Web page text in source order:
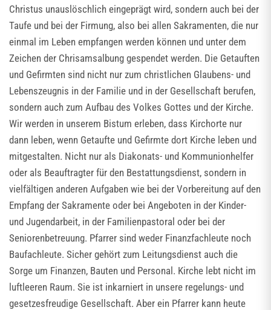
Christus unauslöschlich eingeprägt wird, sondern auch bei der
Taufe und bei der Firmung, also bei allen Sakramenten, die nur
einmal im Leben empfangen werden können und unter dem
Zeichen der Chrisamsalbung gespendet werden. Die Getauften
und Gefirmten sind nicht nur zum christlichen Glaubens- und
Lebenszeugnis in der Familie und in der Gesellschaft berufen,
sondern auch zum Aufbau des Volkes Gottes und der Kirche.
Wir werden in unserem Bistum erleben, dass Kirchorte nur
dann leben, wenn Getaufte und Gefirmte dort Kirche leben und
mitgestalten. Nicht nur als Diakonats- und Kommunionhelfer
oder als Beauftragter für den Bestattungsdienst, sondern in
vielfältigen anderen Aufgaben wie bei der Vorbereitung auf den
Empfang der Sakramente oder bei Angeboten in der Kinder-
und Jugendarbeit, in der Familienpastoral oder bei der
Seniorenbetreuung. Pfarrer sind weder Finanzfachleute noch
Baufachleute. Sicher gehört zum Leitungsdienst auch die
Sorge um Finanzen, Bauten und Personal. Kirche lebt nicht im
luftleeren Raum. Sie ist inkarniert in unsere regelungs- und
gesetzesfreudige Gesellschaft. Aber ein Pfarrer kann heute